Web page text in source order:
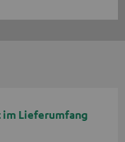
Lieferumfang